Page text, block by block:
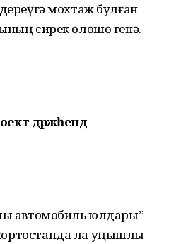
мохтаж булған
сирек өлөшө генә.
дәрәжәһендә
автомобиль юлдары”
ла уңышлы